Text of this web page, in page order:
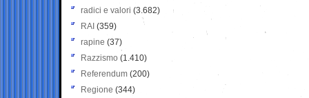
radici e valori (3.682)
RAI (359)
rapine (37)
Razzismo (1.410)
Referendum (200)
Regione (344)